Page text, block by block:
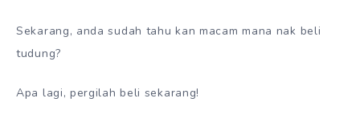
Sekarang, anda sudah tahu kan macam mana nak beli
tudung?
Apa lagi, pergilah beli sekarang!